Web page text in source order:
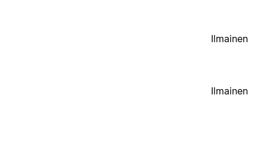
Ilmainen
Ilmainen